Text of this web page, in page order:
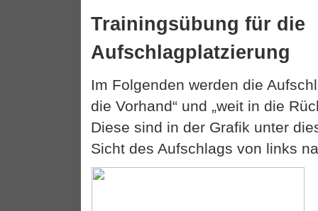
Trainingsübung für die
Aufschlagplatzierung
Im Folgenden werden die
die Vorhand“ und „weit in die
Diese sind in der Grafik unter
Sicht des Aufschlags von links